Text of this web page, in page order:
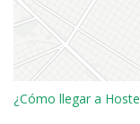
¿Cómo llegar a